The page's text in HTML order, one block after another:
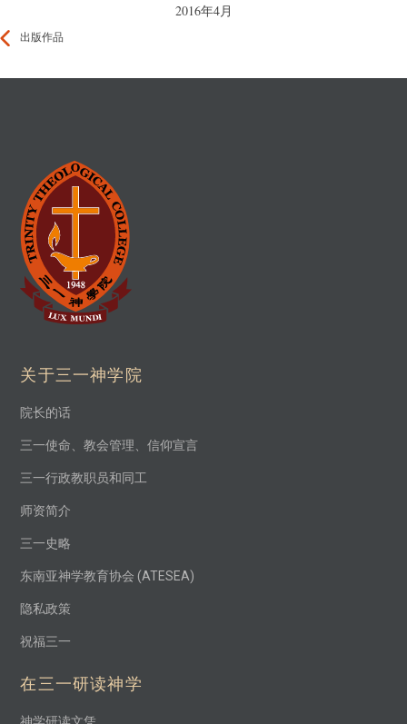
2016年4月
出版作品
关于三一神学院
院长的话
三一使命、教会管理、信仰宣言
三一行政教职员和同工
师资简介
三一史略
东南亚神学教育协会 (ATESEA)
隐私政策
祝福三一
在三一研读神学